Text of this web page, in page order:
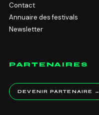
Contact
Annuaire des festivals
Newsletter
PARTENAIRES
DEVENIR PARTENAIRE →